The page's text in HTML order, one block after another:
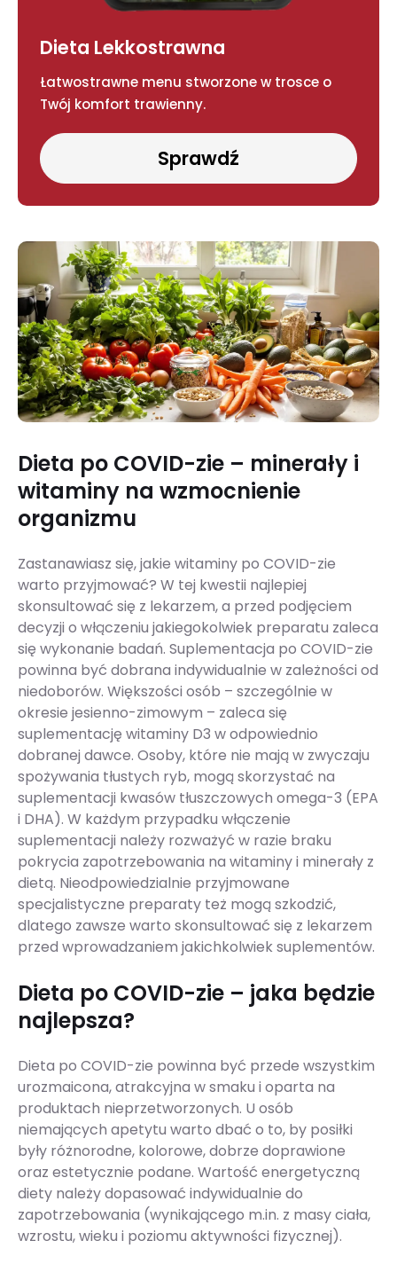
Dieta Lekkostrawna
Łatwostrawne menu stworzone w trosce o
Twój komfort trawienny.
Sprawdź
Dieta po COVID-zie – minerały i
witaminy na wzmocnienie
organizmu
Zastanawiasz się, jakie witaminy po COVID-zie
warto przyjmować? W tej kwestii najlepiej
skonsultować się z lekarzem, a przed podjęciem
decyzji o włączeniu jakiegokolwiek preparatu zaleca
się wykonanie badań. Suplementacja po COVID-zie
powinna być dobrana indywidualnie w zależności od
niedoborów. Większości osób – szczególnie w
okresie jesienno-zimowym – zaleca się
suplementację witaminy D3 w odpowiednio
dobranej dawce. Osoby, które nie mają w zwyczaju
spożywania tłustych ryb, mogą skorzystać na
suplementacji kwasów tłuszczowych omega-3 (EPA
i DHA). W każdym przypadku włączenie
suplementacji należy rozważyć w razie braku
pokrycia zapotrzebowania na witaminy i minerały z
dietą. Nieodpowiedzialnie przyjmowane
specjalistyczne preparaty też mogą szkodzić,
dlatego zawsze warto skonsultować się z lekarzem
przed wprowadzaniem jakichkolwiek suplementów.
Dieta po COVID-zie – jaka będzie
najlepsza?
Dieta po COVID-zie powinna być przede wszystkim
urozmaicona, atrakcyjna w smaku i oparta na
produktach nieprzetworzonych. U osób
niemających apetytu warto dbać o to, by posiłki
były różnorodne, kolorowe, dobrze doprawione
oraz estetycznie podane. Wartość energetyczną
diety należy dopasować indywidualnie do
zapotrzebowania (wynikającego m.in. z masy ciała,
wzrostu, wieku i poziomu aktywności fizycznej).